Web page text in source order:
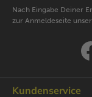
Nach Eingabe Deiner
zur Anmeldeseite
Kundenservice